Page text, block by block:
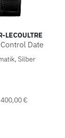
Perpetual
LECOULTRE
Date
Master
Silber
€